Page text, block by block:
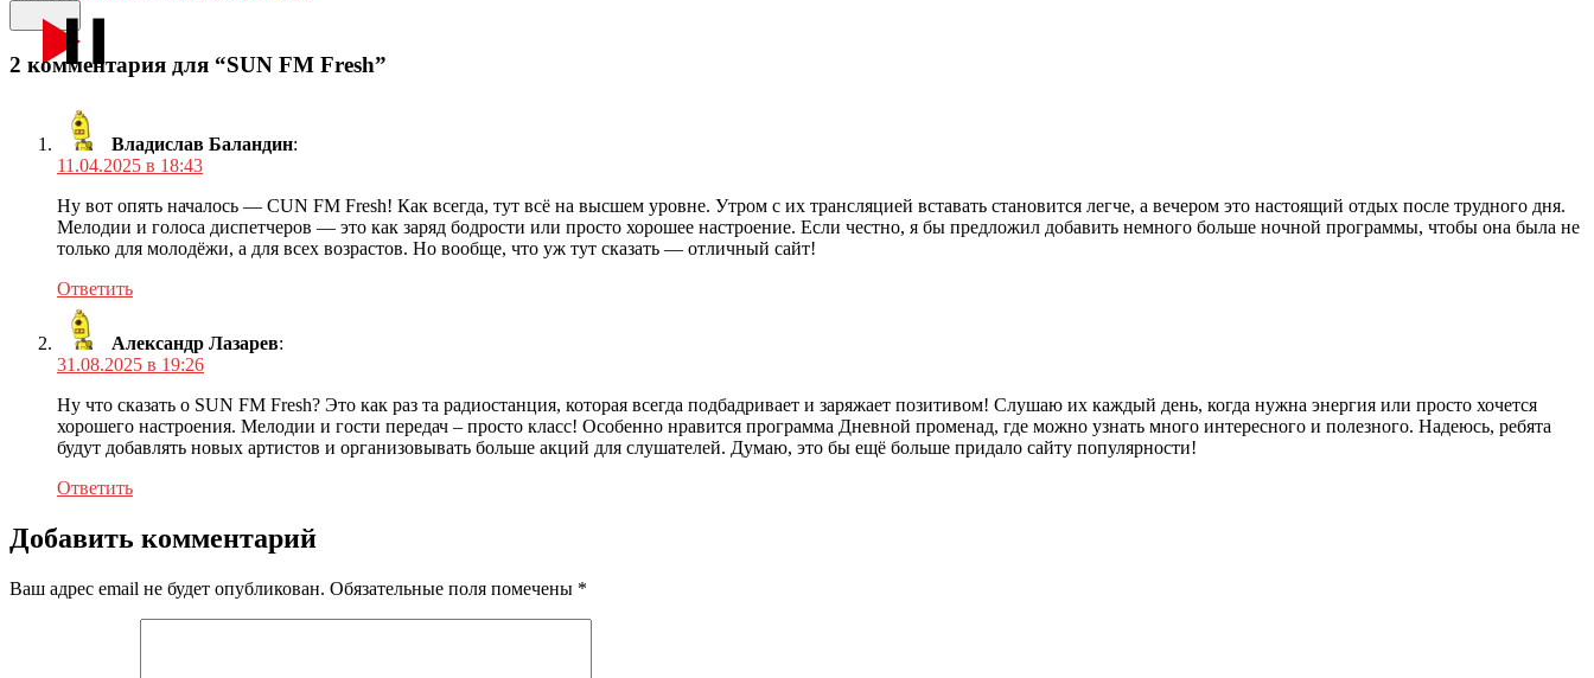
2 комментария для “SUN FM Fresh”
Владислав Баландин:
11.04.2025 в 18:43
Ну вот опять началось — СUN FM Fresh! Как всегда, тут всё на высшем уровне. Утром с их трансляцией вставать становится легче, а вечером это настоящий отдых после трудного дня.
Мелодии и голоса диспетчеров — это как заряд бодрости или просто хорошее настроение. Если честно, я бы предложил добавить немного больше ночной программы, чтобы она была не
только для молодёжи, а для всех возрастов. Но вообще, что уж тут сказать — отличный сайт!
Ответить
Александр Лазарев:
31.08.2025 в 19:26
Ну что сказать о SUN FM Fresh? Это как раз та радиостанция, которая всегда подбадривает и заряжает позитивом! Слушаю их каждый день, когда нужна энергия или просто хочется
хорошего настроения. Мелодии и гости передач – просто класс! Особенно нравится программа Дневной променад, где можно узнать много интересного и полезного. Надеюсь, ребята
будут добавлять новых артистов и организовывать больше акций для слушателей. Думаю, это бы ещё больше придало сайту популярности!
Ответить
Добавить комментарий
Ваш адрес email не будет опубликован. Обязательные поля помечены *